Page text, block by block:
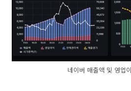
네이버 매출액 및 영업